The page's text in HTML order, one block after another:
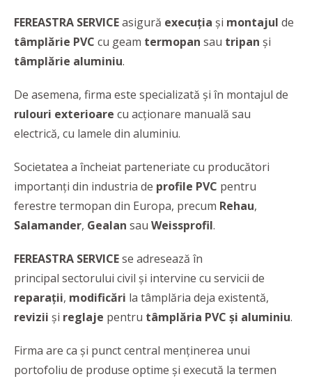
FEREASTRA SERVICEasigură execuția și montajul de
tâmplărie PVC cu geam termopan sau tripan și
tâmplărie aluminiu.
De asemena, firma este specializată și în montajul de
rulouri exterioare cu acționare manuală sau
electrică, cu lamele din aluminiu.
Societatea a încheiat parteneriate cu producători
importanți din industria de profile PVC pentru
ferestre termopan din Europa, precum Rehau,
Salamander, Gealan sau Weissprofil.
FEREASTRA SERVICEse adresează în
principal sectorului civil și intervine cu servicii de
reparații, modificări la tâmplăria deja existentă,
revizii și reglaje pentru tâmplăria PVC și aluminiu.
Firma are ca şi punct central menținerea unui
portofoliu de produse optime și execută la termen